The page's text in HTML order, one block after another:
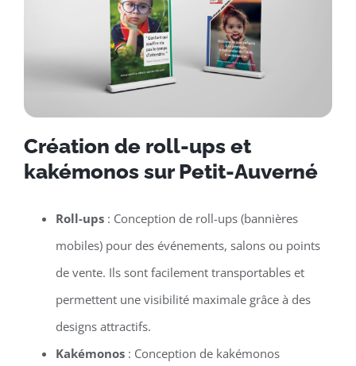
Création de roll-ups et
kakémonos sur Petit-Auverné
Roll-ups: Conception de roll-ups (bannières
mobiles) pour des événements, salons ou points
de vente. Ils sont facilement transportables et
permettent une visibilité maximale grâce à des
designs attractifs.
Kakémonos: Conception de kakémonos